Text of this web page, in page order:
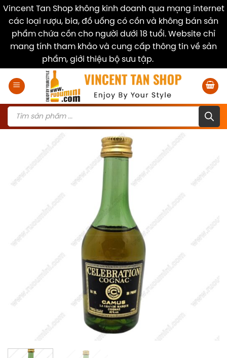
Vincent Tan Shop không kinh doanh qua mạng internet
các loại rượu, bia, đồ uống có cồn và không bán sản
phẩm chứa cồn cho người dưới 18 tuổi. Website chỉ
mang tính tham khảo và cung cấp thông tin về sản
phẩm, giới thiệu bộ sưu tập.
Products
search